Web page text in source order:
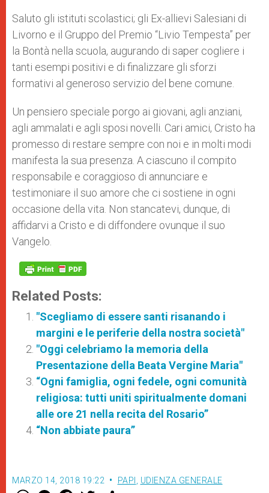
Saluto gli istituti scolastici; gli Ex-allievi Salesiani di
Livorno e il Gruppo del Premio “Livio Tempesta” per
la Bontà nella scuola, augurando di saper cogliere i
tanti esempi positivi e di finalizzare gli sforzi
formativi al generoso servizio del bene comune.
Un pensiero speciale porgo ai giovani, agli anziani,
agli ammalati e agli sposi novelli. Cari amici, Cristo ha
promesso di restare sempre con noi e in molti modi
manifesta la sua presenza. A ciascuno il compito
responsabile e coraggioso di annunciare e
testimoniare il suo amore che ci sostiene in ogni
occasione della vita. Non stancatevi, dunque, di
affidarvi a Cristo e di diffondere ovunque il suo
Vangelo.
Related Posts:
"Scegliamo di essere santi risanando i
margini e le periferie della nostra società"
"Oggi celebriamo la memoria della
Presentazione della Beata Vergine Maria"
“Ogni famiglia, ogni fedele, ogni comunità
religiosa: tutti uniti spiritualmente domani
alle ore 21 nella recita del Rosario”
“Non abbiate paura”
MARZO 14, 2018 19:22 PAPI UDIENZA GENERALE